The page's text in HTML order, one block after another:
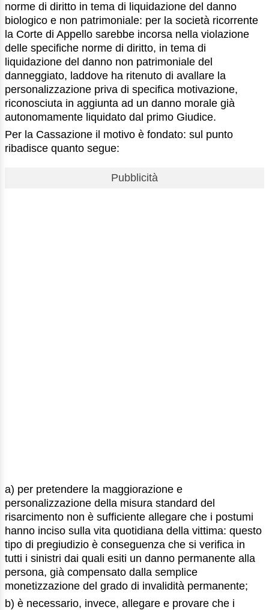
norme di diritto in tema di liquidazione del danno
biologico e non patrimoniale: per la società ricorrente
la Corte di Appello sarebbe incorsa nella violazione
delle specifiche norme di diritto, in tema di
liquidazione del danno non patrimoniale del
danneggiato, laddove ha ritenuto di avallare la
personalizzazione priva di specifica motivazione,
riconosciuta in aggiunta ad un danno morale già
autonomamente liquidato dal primo Giudice.
Per la Cassazione il motivo è fondato: sul punto
ribadisce quanto segue:
Pubblicità
a) per pretendere la maggiorazione e
personalizzazione della misura standard del
risarcimento non è sufficiente allegare che i postumi
hanno inciso sulla vita quotidiana della vittima: questo
tipo di pregiudizio è conseguenza che si verifica in
tutti i sinistri dai quali esiti un danno permanente alla
persona, già compensato dalla semplice
monetizzazione del grado di invalidità permanente;
b) è necessario, invece, allegare e provare che i